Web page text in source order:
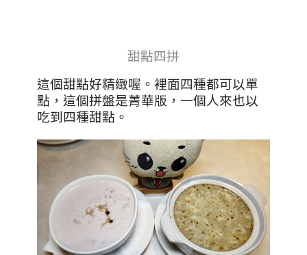
甜點四拼
這個甜點好精緻喔。裡面四種都可以單
點，這個拼盤是菁華版，一個人來也以
吃到四種甜點。